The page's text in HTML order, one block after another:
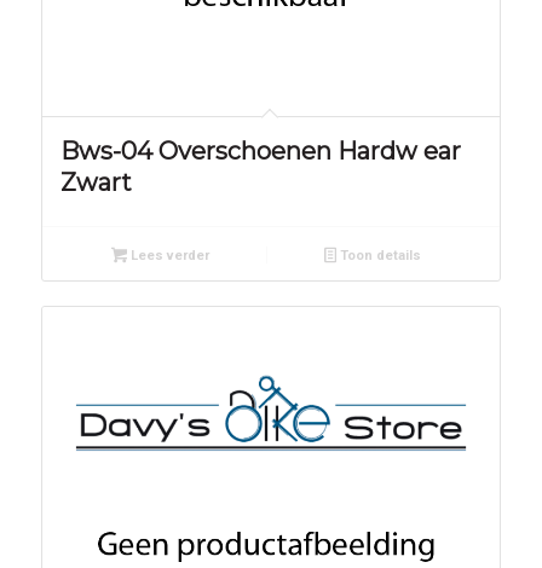
Bws-04 Overschoenen Hardw ear
Zwart
Lees verder Toon details